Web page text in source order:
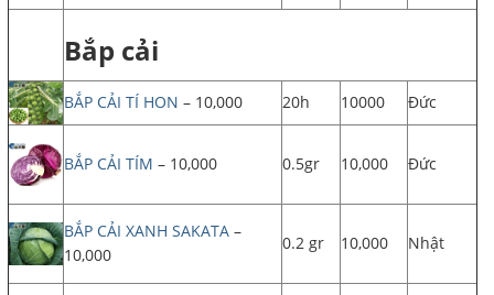
Bắp cải
BẮP CẢI TÍ HON – 10,000 20h 10000 Đức
BẮP CẢI TÍM – 10,000 0.5gr 10,000 Đức
BẮP CẢI XANH SAKATA –
10,000
0.2 gr 10,000 Nhật